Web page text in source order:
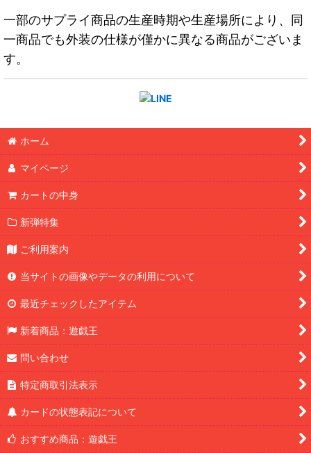
一部のサプライ商品の生産時期や生産場所により、同
一商品でも外装の仕様が僅かに異なる商品がございま
す。
ホーム
マイページ
カートの中身
新弾特集
ご利用案内
当サイトの画像やデータの利用について
最近チェックしたアイテム
新着商品：遊戯王
問い合わせ
特定商取引法表示
カードの状態表記について
おすすめ商品：遊戯王